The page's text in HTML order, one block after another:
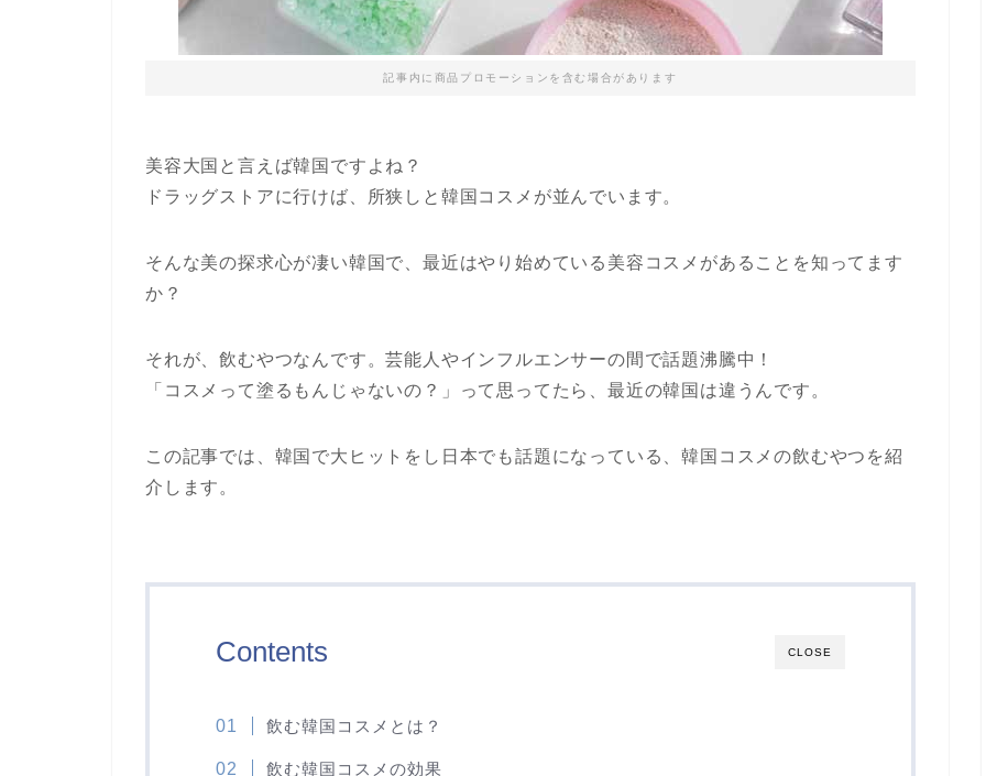
記事内に商品プロモーションを含む場合があります
美容大国と言えば韓国ですよね？
ドラッグストアに行けば、所狭しと韓国コスメが並んでいます。
そんな美の探求心が凄い韓国で、最近はやり始めている美容コスメがあることを知ってます
か？
それが、飲むやつなんです。芸能人やインフルエンサーの間で話題沸騰中！
「コスメって塗るもんじゃないの？」って思ってたら、最近の韓国は違うんです。
この記事では、韓国で大ヒットをし日本でも話題になっている、韓国コスメの飲むやつを紹
介します。
CLOSE
Contents
飲む韓国コスメとは？
飲む韓国コスメの効果